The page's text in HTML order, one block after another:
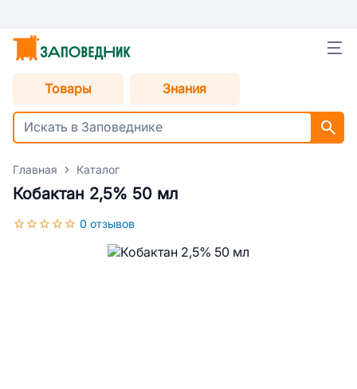
Товары Знания
Главная Каталог
Кобактан 2,5% 50 мл
0 отзывов